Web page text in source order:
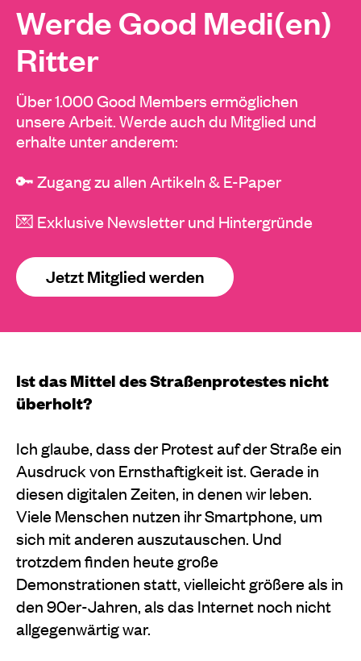
Werde Good Medi(en)
Ritter
Über 1.000 Good Members ermöglichen
unsere Arbeit. Werde auch du Mitglied und
erhalte unter anderem:
🔑 Zugang zu allen Artikeln & E-Paper
💌 Exklusive Newsletter und Hintergründe
Jetzt Mitglied werden
Ist das Mittel des Straßenprotestes nicht
überholt?
Ich glaube, dass der Protest auf der Straße ein
Ausdruck von Ernsthaftigkeit ist. Gerade in
diesen digitalen Zeiten, in denen wir leben.
Viele Menschen nutzen ihr Smartphone, um
sich mit anderen auszutauschen. Und
trotzdem finden heute große
Demonstrationen statt, vielleicht größere als in
den 90er-Jahren, als das Internet noch nicht
allgegenwärtig war.